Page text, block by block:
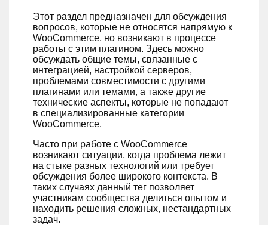
Этот раздел предназначен для обсуждения
вопросов, которые не относятся напрямую к
WooCommerce, но возникают в процессе
работы с этим плагином. Здесь можно
обсуждать общие темы, связанные с
интеграцией, настройкой серверов,
проблемами совместимости с другими
плагинами или темами, а также другие
технические аспекты, которые не попадают
в специализированные категории
WooCommerce.
Часто при работе с WooCommerce
возникают ситуации, когда проблема лежит
на стыке разных технологий или требует
обсуждения более широкого контекста. В
таких случаях данный тег позволяет
участникам сообщества делиться опытом и
находить решения сложных, нестандартных
задач.